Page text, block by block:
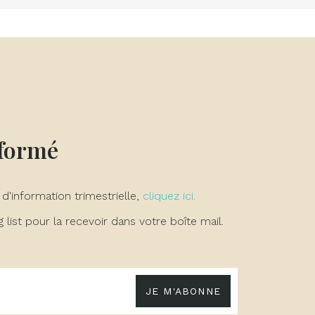
trimestrielle, cliquez ici.
list pour la recevoir dans votre boîte mail.
JE M'ABONNE